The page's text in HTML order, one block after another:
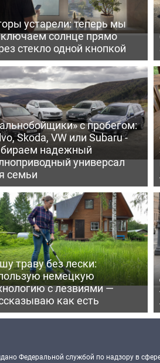
устарели: теперь мы
солнце прямо
стекло одной кнопкой
с пробегом:
Skoda, VW или Subaru -
надежный
универсал
семьи
траву без лески:
немецкую
с лезвиями —
как есть
Федеральной службой по надзору в